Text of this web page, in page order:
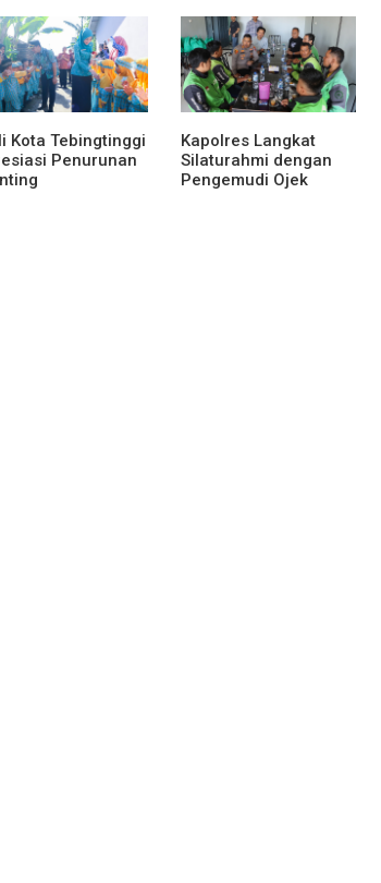
SMPN 4 Sitoli
Transformasi Digital
Kota Tebingtinggi
Penurunan
Kapolres Langkat
Silaturahmi dengan
Pengemudi Ojek